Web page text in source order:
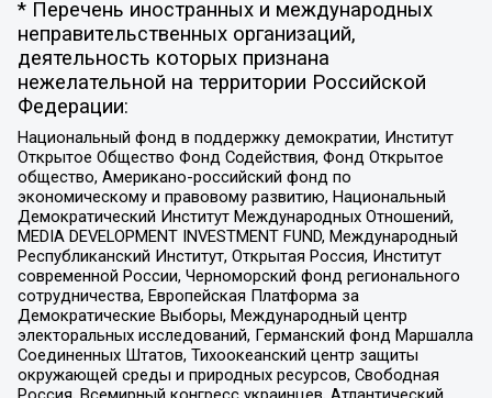
* Перечень иностранных и международных
неправительственных организаций,
деятельность которых признана
нежелательной на территории Российской
Федерации:
Национальный фонд в поддержку демократии, Институт
Открытое Общество Фонд Содействия, Фонд Открытое
общество, Американо-российский фонд по
экономическому и правовому развитию, Национальный
Демократический Институт Международных Отношений,
MEDIA DEVELOPMENT INVESTMENT FUND, Международный
Республиканский Институт, Открытая Россия, Институт
современной России, Черноморский фонд регионального
сотрудничества, Европейская Платформа за
Демократические Выборы, Международный центр
электоральных исследований, Германский фонд Маршалла
Соединенных Штатов, Тихоокеанский центр защиты
окружающей среды и природных ресурсов, Свободная